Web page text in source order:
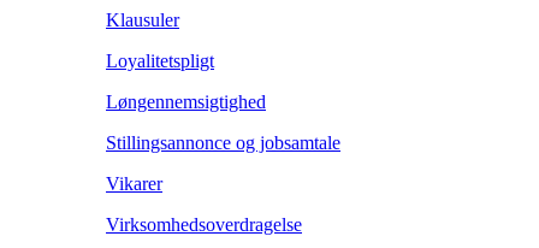
Klausuler
Loyalitetspligt
Løngennemsigtighed
Stillingsannonce og jobsamtale
Vikarer
Virksomhedsoverdragelse